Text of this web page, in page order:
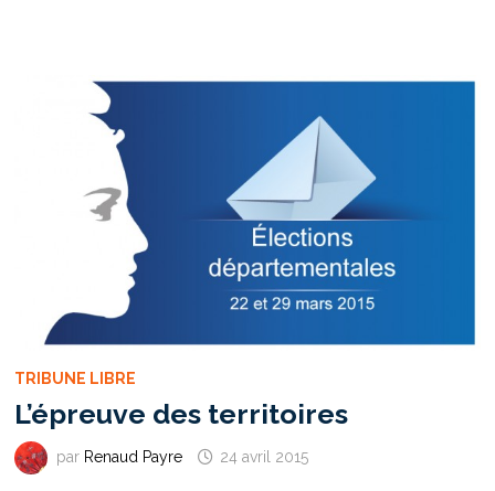
TRIBUNE LIBRE
L’épreuve des territoires
par Renaud Payre 24 avril 2015